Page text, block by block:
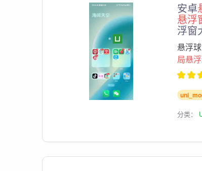
安卓
悬浮
浮窗
悬浮
局悬浮
分类：